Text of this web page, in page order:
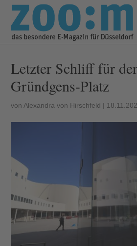
Letzter Schliff für
Gründgens-Platz
von Alexandra von Hirschfeld |